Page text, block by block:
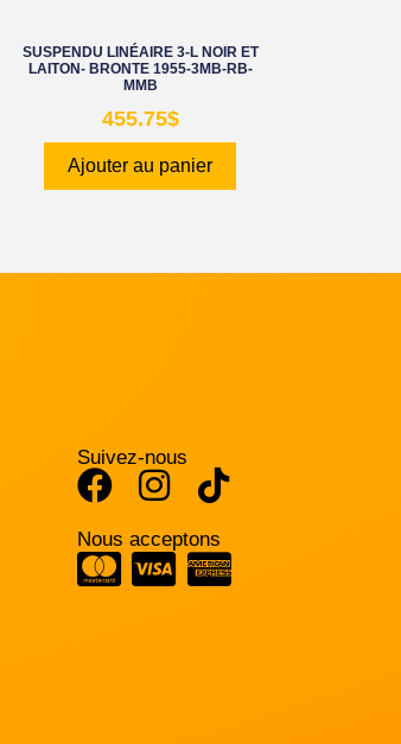
SUSPENDU LINÉAIRE 3-L NOIR ET
LAITON- BRONTE 1955-3MB-RB-
MMB
455.75$
Ajouter au panier
Suivez-nous
Nous acceptons